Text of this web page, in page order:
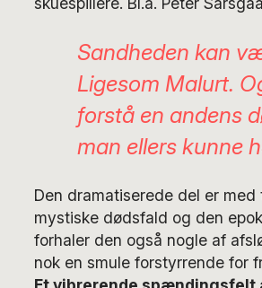
Sandheden kan
Ligesom Malurt.
forstå en andens
man ellers kunne
Den dramatiserede del er
mystiske dødsfald og den
forhaler den også nogle af
nok en smule forstyrrende for